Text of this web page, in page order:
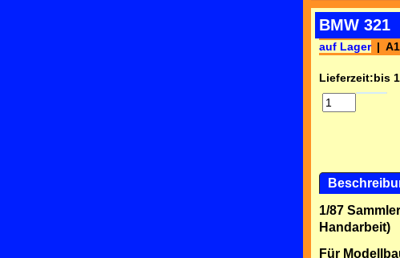
BMW 321
auf Lager
Lieferzeit:bis
1/87
Handarbeit)
Für